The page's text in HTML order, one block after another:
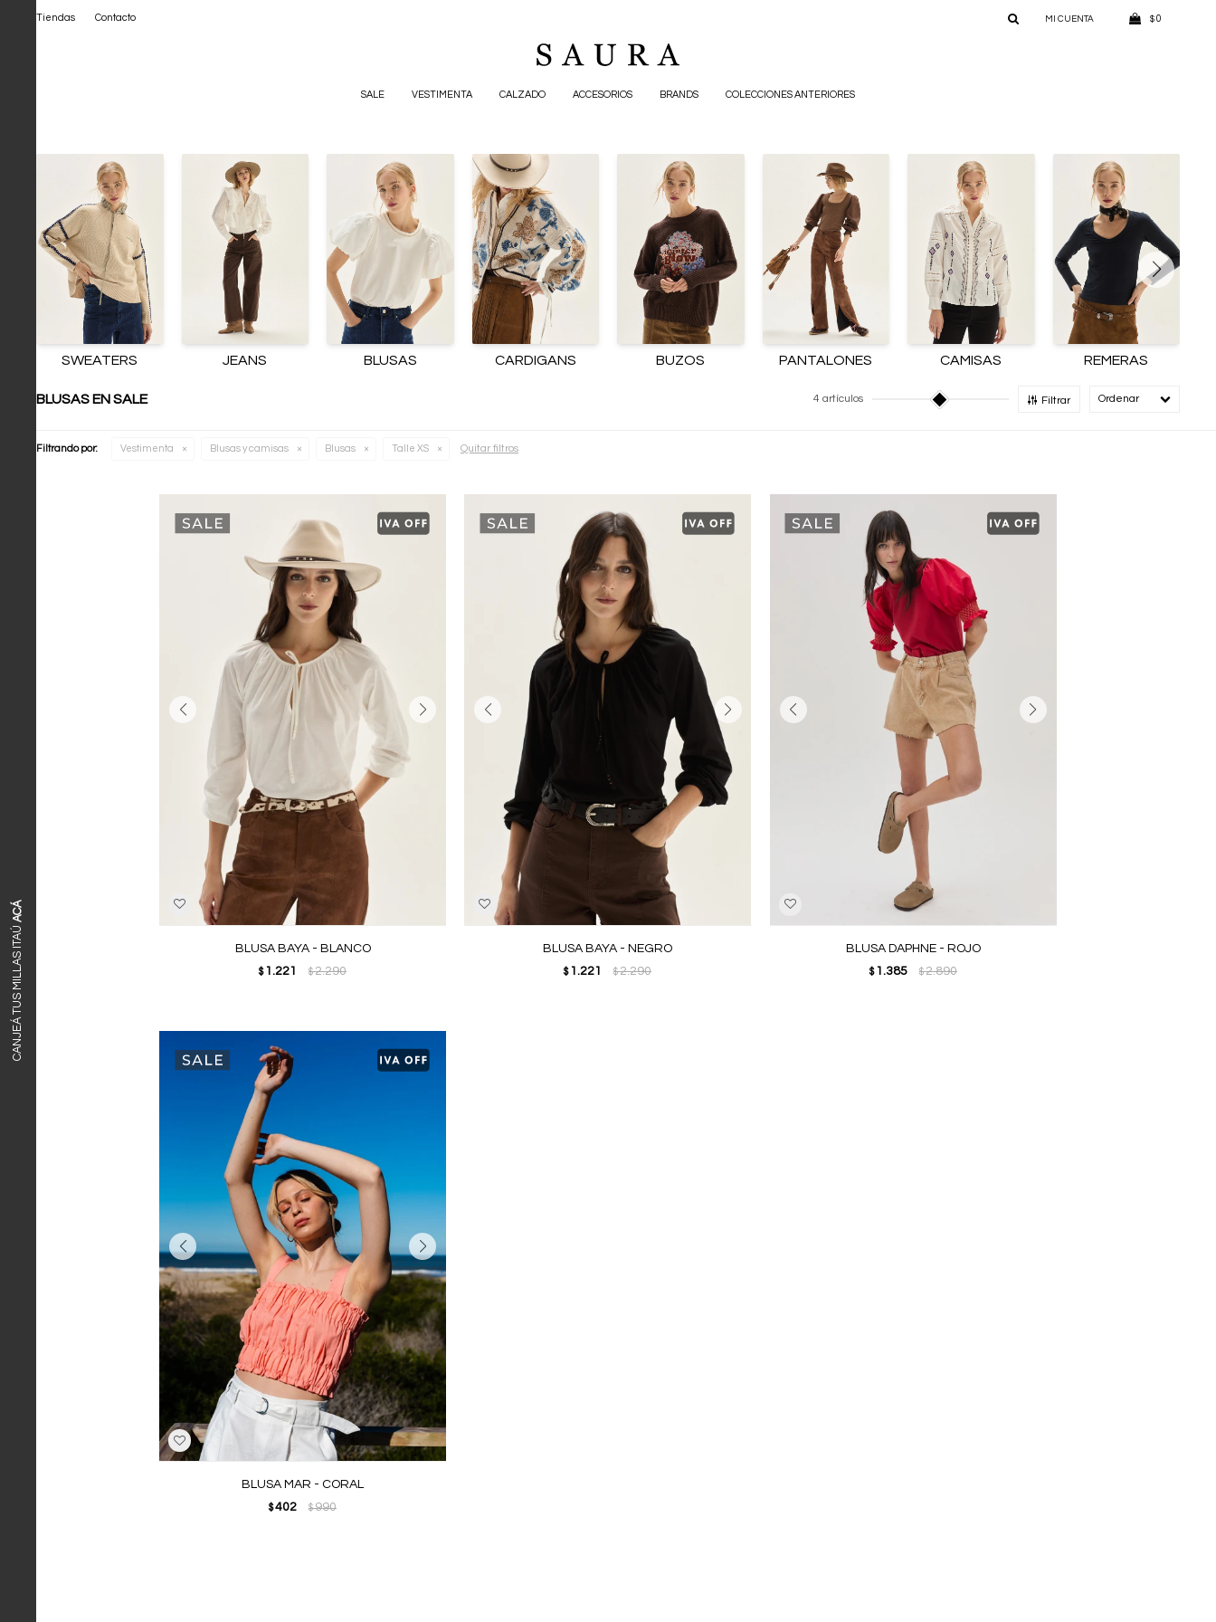
SALE VESTIMENTA CALZADO ACCESORIOS BRANDS COLECCIONES ANTERIORES
$ 0
Tiendas Contacto
CANJEÁ TUS MILLAS ITAÚ
ACÁ
SWEATERS JEANS BLUSAS CARDIGANS BUZOS PANTALONES CAMISAS REMERAS
BLUSAS EN SALE 4 artículos Filtrar
Filtrando por: Vestimenta Blusas y camisas Blusas Talle XS Quitar filtros
BLUSA BAYA - BLANCO
$ 1.221 $2.290
BLUSA BAYA - NEGRO
$ 1.221 $2.290
BLUSA DAPHNE - ROJO
$ 1.385 $2.890
BLUSA MAR - CORAL
$402 $990